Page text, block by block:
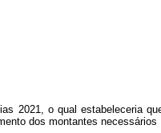
2021, o qual estabeleceria
dos montantes necessários